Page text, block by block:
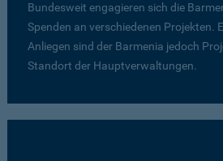
Bundesweit engagieren sich die
Spenden an verschiedenen Projekten.
Anliegen sind der Barmenia jedoch
Standort der Hauptverwaltungen.